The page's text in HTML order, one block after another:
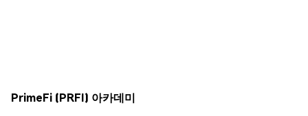
PrimeFi (PRFI) 아카데미